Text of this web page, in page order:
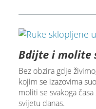
Bdijte i molite
Bez obzira gdje
kojim se izazovima
moliti se svakoga
svijetu danas.